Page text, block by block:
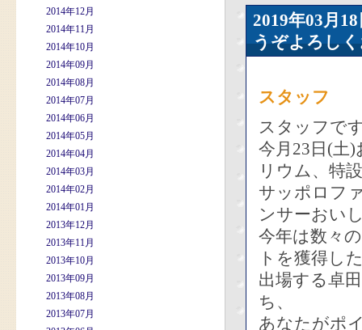
2014年12月
2014年11月
2014年10月
2014年09月
2014年08月
2014年07月
2014年06月
2014年05月
2014年04月
2014年03月
2014年02月
2014年01月
2013年12月
2013年11月
2013年10月
2013年09月
2013年08月
2013年07月
2019年03
うぞよろし
スタッフ
スタッフで
今月23日(土
リウム、特
サッポロフ
ンサーおい
今年は数々
トを獲得し
出場する卓
ち、
あなたがポ